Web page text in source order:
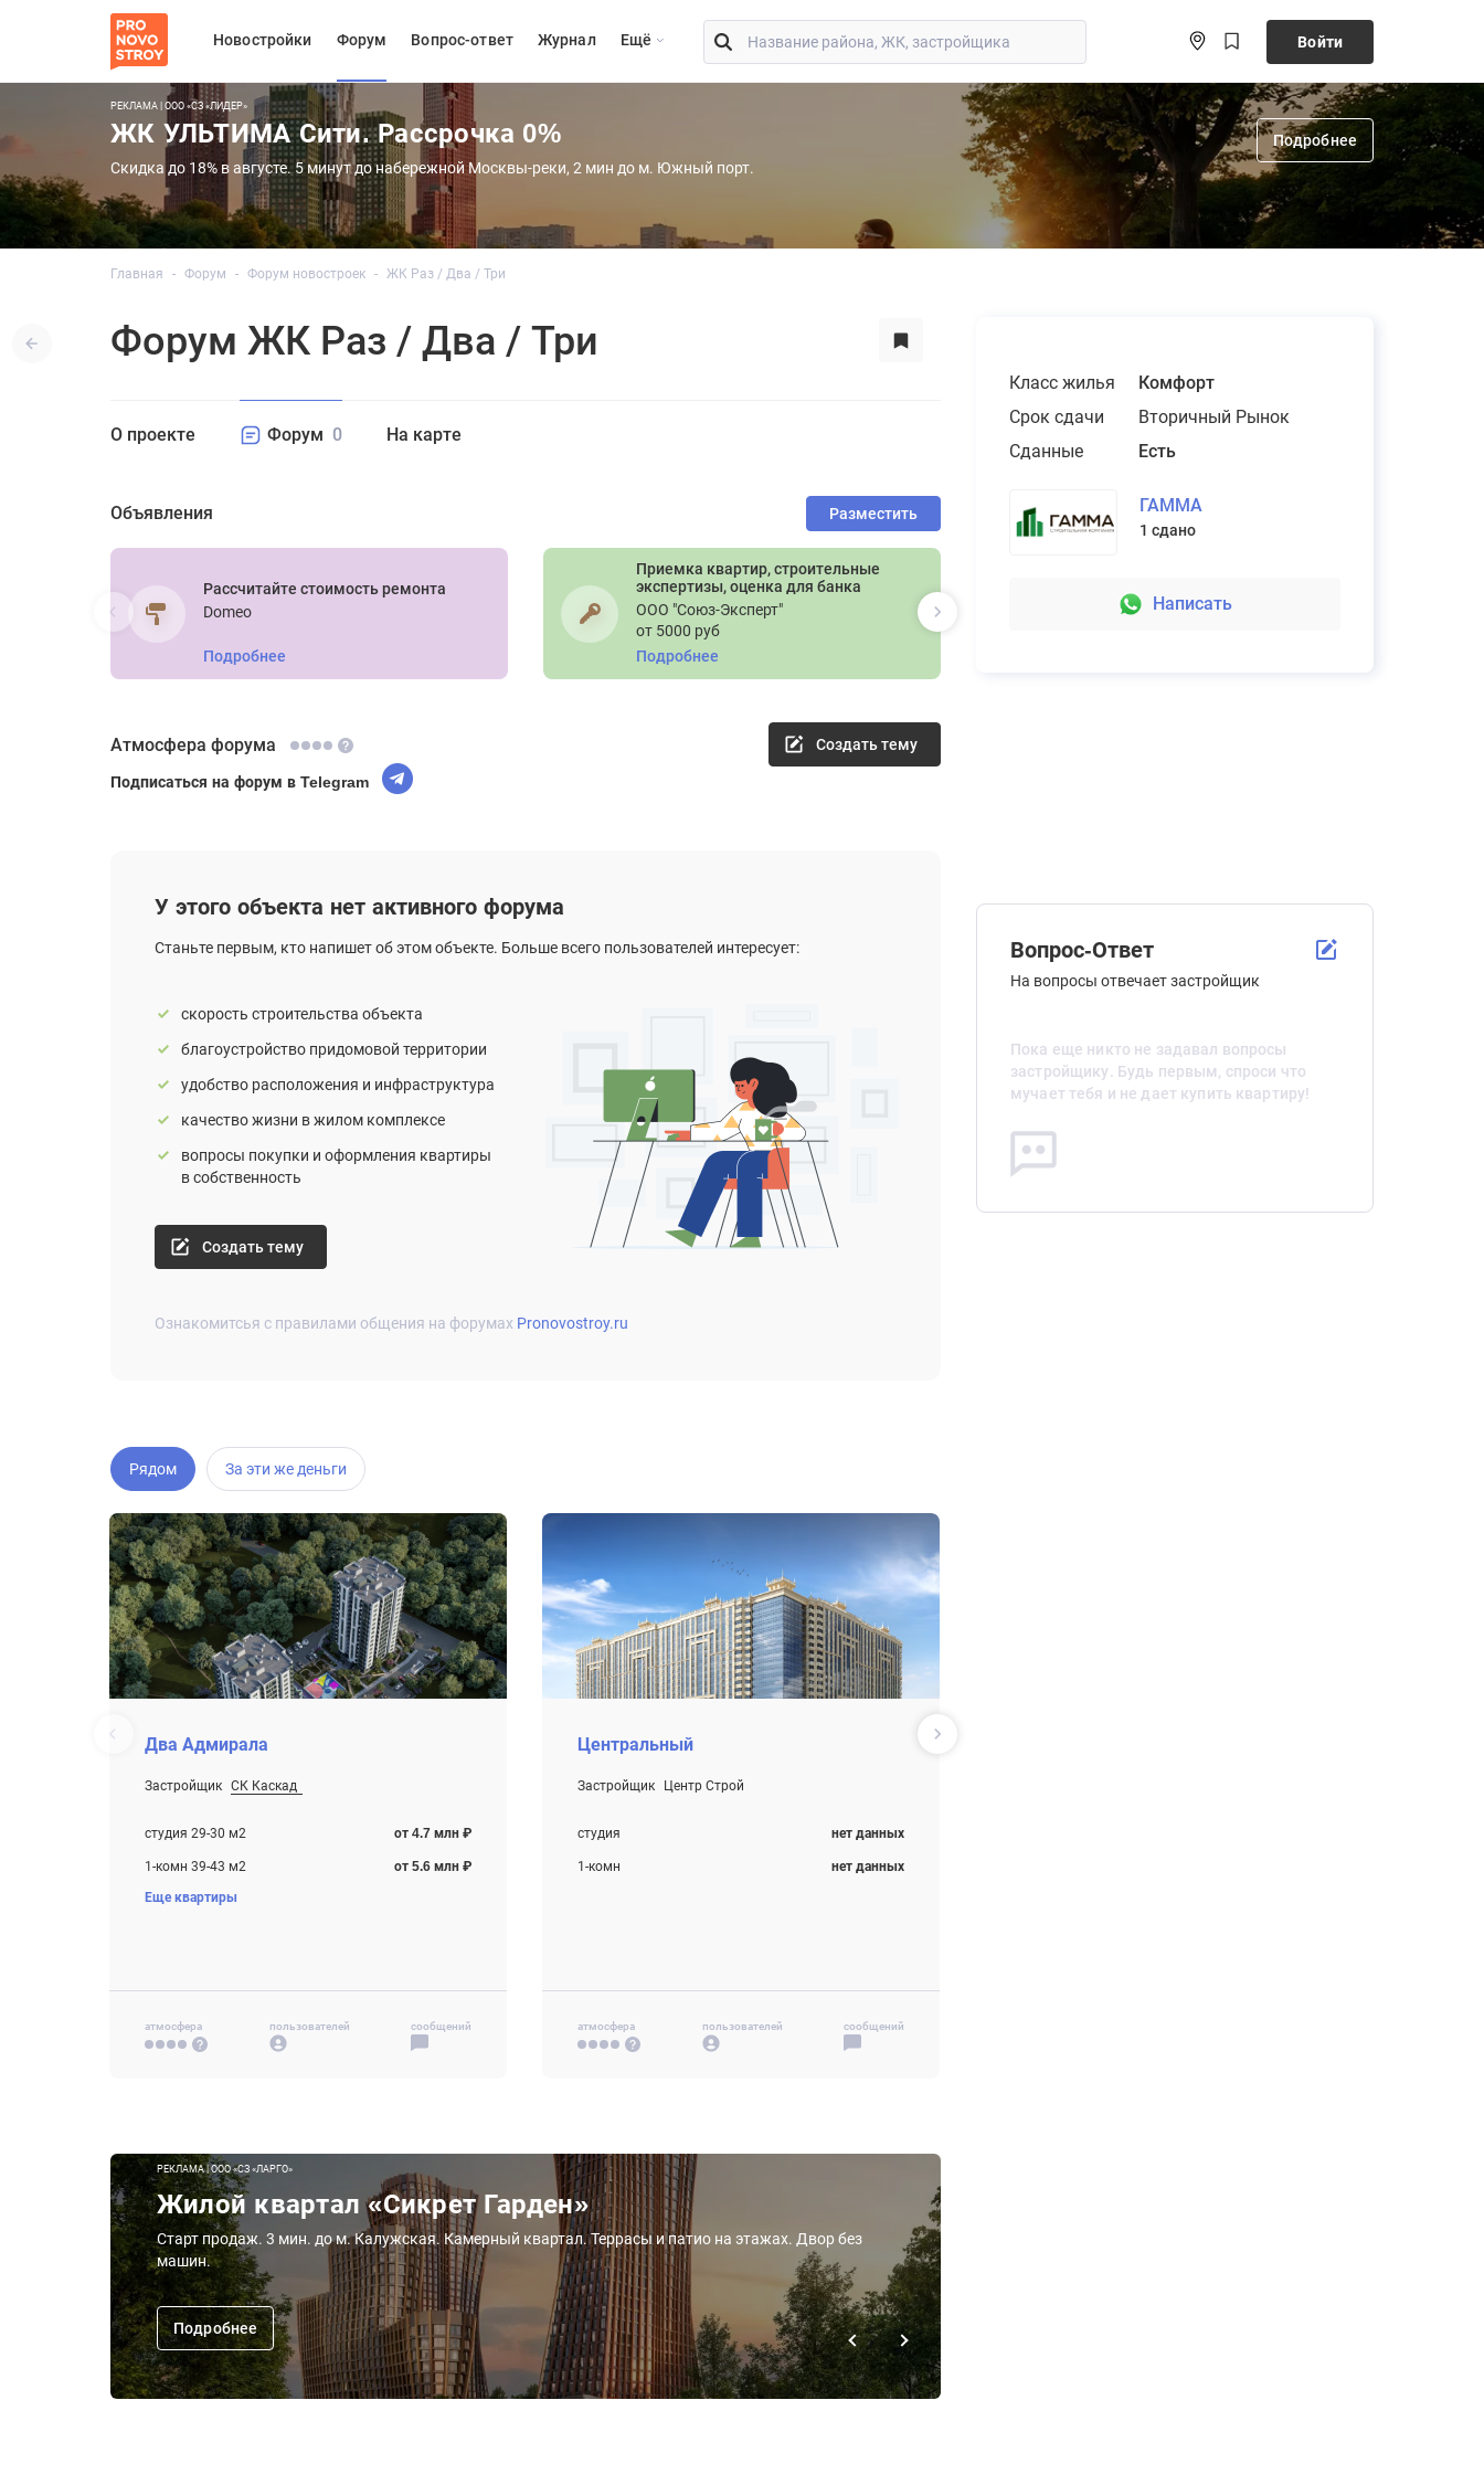
Новостройки Форум Вопрос-ответ Журнал Eщё Войти
РЕКЛАМА | ООО «СЗ «ЛИДЕР»
ЖК УЛЬТИМА Сити. Рассрочка 0%
Скидка до 18% в августе. 5 минут до набережной Москвы-реки, 2 мин до м. Южный порт.
Подробнее
Главная Форум Форум новостроек ЖК Раз / Два / Три
Класс жилья
Комфорт
Срок сдачи
Вторичный Рынок
Сданные
Есть
ГАММА
1 сдано
Написать
Вопрос-Ответ
На вопросы отвечает застройщик
Пока еще никто не задавал вопросы
застройщику. Будь первым, спроси что
мучает тебя и не дает купить квартиру!
Форум ЖК Раз / Два / Три
О проекте Форум 0 На карте
Объявления Разместить
Рассчитайте стоимость ремонта
Domeo
Подробнее
Приемка квартир, строительные
экспертизы, оценка для банка
ООО "Союз-Эксперт"
от 5000 руб
Подробнее
передачи квартиры
без % от выигрыша
Атмосфера форума
Подписаться на форум в Telegram
Создать тему
У этого объекта нет активного форума
Станьте первым, кто напишет об этом объекте. Больше всего пользователей интересует:
скорость строительства объекта
благоустройство придомовой территории
удобство расположения и инфраструктура
качество жизни в жилом комплексе
вопросы покупки и оформления квартиры
в собственность
Создать тему
Ознакомитсья с правилами общения на форумах Pronovostroy.ru
Рядом За эти же деньги
Два Адмирала
Застройщик СК Каскад
студия 29-30 м2
от 4.7 млн ₽
1-комн 39-43 м2 от 5.6 млн ₽
2-комн 55-57 м2
Еще квартиры
атмосфера пользователей сообщений
Центральный
Застройщик
Центр Строй
студия
нет данных
1-комн нет данных
атмосфера пользователей сообщений
РЕКЛАМА | ООО «СЗ «ЛАРГО»
Жилой квартал «Сикрет Гарден»
Старт продаж. 3 мин. до м. Калужская. Камерный квартал. Террасы и патио на этажах. Двор без
машин.
Подробнее